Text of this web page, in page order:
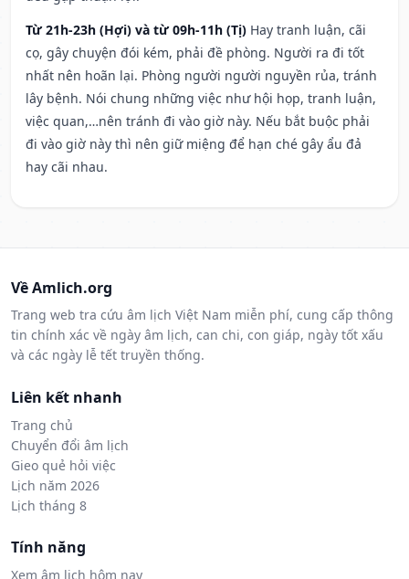
Từ 21h-23h (Hợi) và từ 09h-11h (Tị) Hay tranh luận, cãi
cọ, gây chuyện đói kém, phải đề phòng. Người ra đi tốt
nhất nên hoãn lại. Phòng người người nguyền rủa, tránh
lây bệnh. Nói chung những việc như hội họp, tranh luận,
việc quan,…nên tránh đi vào giờ này. Nếu bắt buộc phải
đi vào giờ này thì nên giữ miệng để hạn ché gây ẩu đả
hay cãi nhau.
Về Amlich.org
Trang web tra cứu âm lịch Việt Nam miễn phí, cung cấp thông
tin chính xác về ngày âm lịch, can chi, con giáp, ngày tốt xấu
và các ngày lễ tết truyền thống.
Liên kết nhanh
Trang chủ
Chuyển đổi âm lịch
Gieo quẻ hỏi việc
Lịch năm 2026
Lịch tháng 8
Tính năng
Xem âm lịch hôm nay